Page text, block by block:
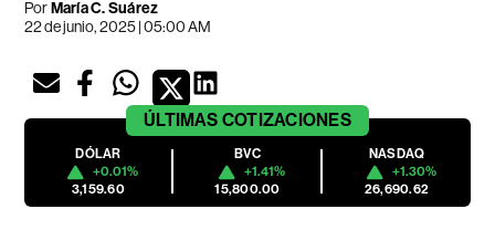
PorMaría C. Suárez
22 de junio, 2025 | 05:00 AM
ÚLTIMAS COTIZACIONES
DÓLAR
+0.01%
3,159.60
BVC
+1.41%
15,800.00
NASDAQ
+1.30%
26,690.62